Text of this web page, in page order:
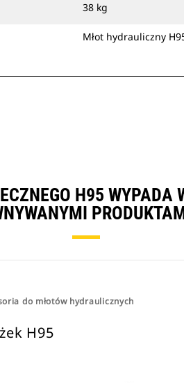
38 kg
Młot hydrauliczny
H95 WYPADA
do młotów hydraulicznych
H95